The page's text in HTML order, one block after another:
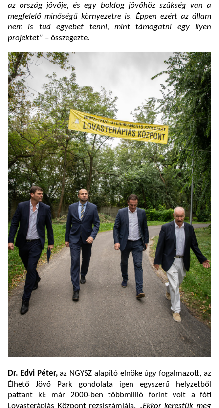
az ország jövője, és egy boldog jövőhöz szükség van a
megfelelő minőségű környezetre is. Éppen ezért az állam
nem is tud egyebet tenni, mint támogatni egy ilyen
projektet” – összegezte.
Dr. Edvi Péter,az NGYSZ alapító elnöke úgy fogalmazott, az
Élhető Jövő Park gondolata igen egyszerű helyzetből
pattant ki: már 2000-ben többmillió forint volt a fóti
Lovasterápiás Központ rezsiszámlája. „Ekkor kerestük meg